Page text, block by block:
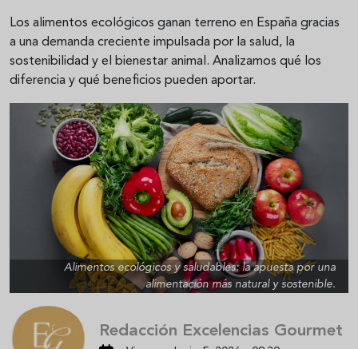
Los alimentos ecológicos ganan terreno en España gracias
a una demanda creciente impulsada por la salud, la
sostenibilidad y el bienestar animal. Analizamos qué los
diferencia y qué beneficios pueden aportar.
Alimentos ecológicos y saludables: la apuesta por una
alimentación más natural y sostenible.
Redacción Excelencias Gourmet